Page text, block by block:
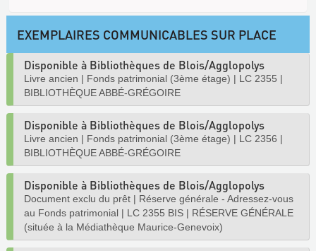
EXEMPLAIRES COMMUNICABLES SUR PLACE
Disponible à Bibliothèques de Blois/Agglopolys
Livre ancien | Fonds patrimonial (3ème étage) | LC 2355 |
BIBLIOTHÈQUE ABBÉ-GRÉGOIRE
Disponible à Bibliothèques de Blois/Agglopolys
Livre ancien | Fonds patrimonial (3ème étage) | LC 2356 |
BIBLIOTHÈQUE ABBÉ-GRÉGOIRE
Disponible à Bibliothèques de Blois/Agglopolys
Document exclu du prêt | Réserve générale - Adressez-vous
au Fonds patrimonial | LC 2355 BIS | RÉSERVE GÉNÉRALE
(située à la Médiathèque Maurice-Genevoix)